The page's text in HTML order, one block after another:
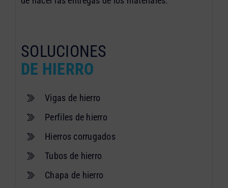
SOLUCIONES
DE HIERRO
Vigas de hierro
Perfiles de hierro
Hierros corrugados
Tubos de hierro
Chapa de hierro